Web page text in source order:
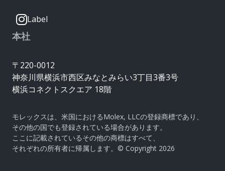
Label
本社
〒220-0012
神奈川県横浜市西区みなとみらい3丁目3番3号
横浜コネクトスクエア 18階
モレックスは、米国におけるMolex, LLCの登録商標であり、
その他の国でも登録されている場合があります。
ここに記載されているその他の商標はすべて、
それぞれの所有者に帰属します。© Copyright 2026